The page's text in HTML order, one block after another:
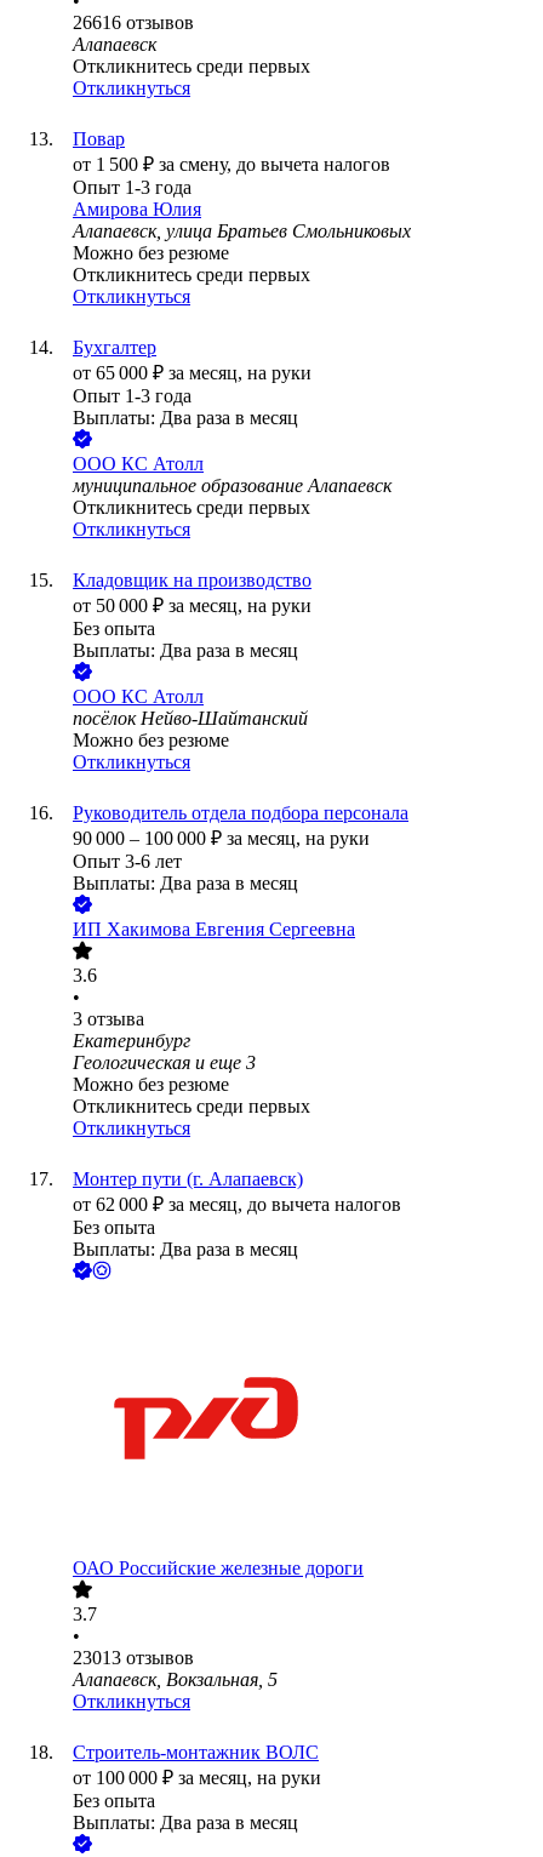
26616 отзывов
Алапаевск
Откликнитесь среди первых
Откликнуться
Повар
от 1 500 ₽ за смену, до вычета налогов
Опыт 1-3 года
Амирова Юлия
Алапаевск, улица Братьев Смольниковых
Можно без резюме
Откликнитесь среди первых
Откликнуться
Бухгалтер
от 65 000 ₽ за месяц, на руки
Опыт 1-3 года
Выплаты: Два раза в месяц
ООО КС Атолл
муниципальное образование Алапаевск
Откликнитесь среди первых
Откликнуться
Кладовщик на производство
от 50 000 ₽ за месяц, на руки
Без опыта
Выплаты: Два раза в месяц
ООО КС Атолл
посёлок Нейво-Шайтанский
Можно без резюме
Откликнуться
Руководитель отдела подбора персонала
90 000 – 100 000 ₽ за месяц, на руки
Опыт 3-6 лет
Выплаты: Два раза в месяц
ИП Хакимова Евгения Сергеевна
3.6
•
3 отзыва
Екатеринбург
Геологическая и еще 3
Можно без резюме
Откликнитесь среди первых
Откликнуться
Монтер пути (г. Алапаевск)
от 62 000 ₽ за месяц, до вычета налогов
Без опыта
Выплаты: Два раза в месяц
ОАО Российские железные дороги
3.7
•
23013 отзывов
Алапаевск, Вокзальная, 5
Откликнуться
Строитель-монтажник ВОЛС
от 100 000 ₽ за месяц, на руки
Без опыта
Выплаты: Два раза в месяц